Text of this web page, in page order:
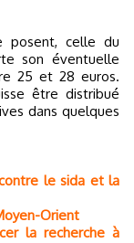
posent, celle du
son éventuelle
25 et 28 euros.
être distribué
dans quelques
le sida et la
Orient
la recherche à